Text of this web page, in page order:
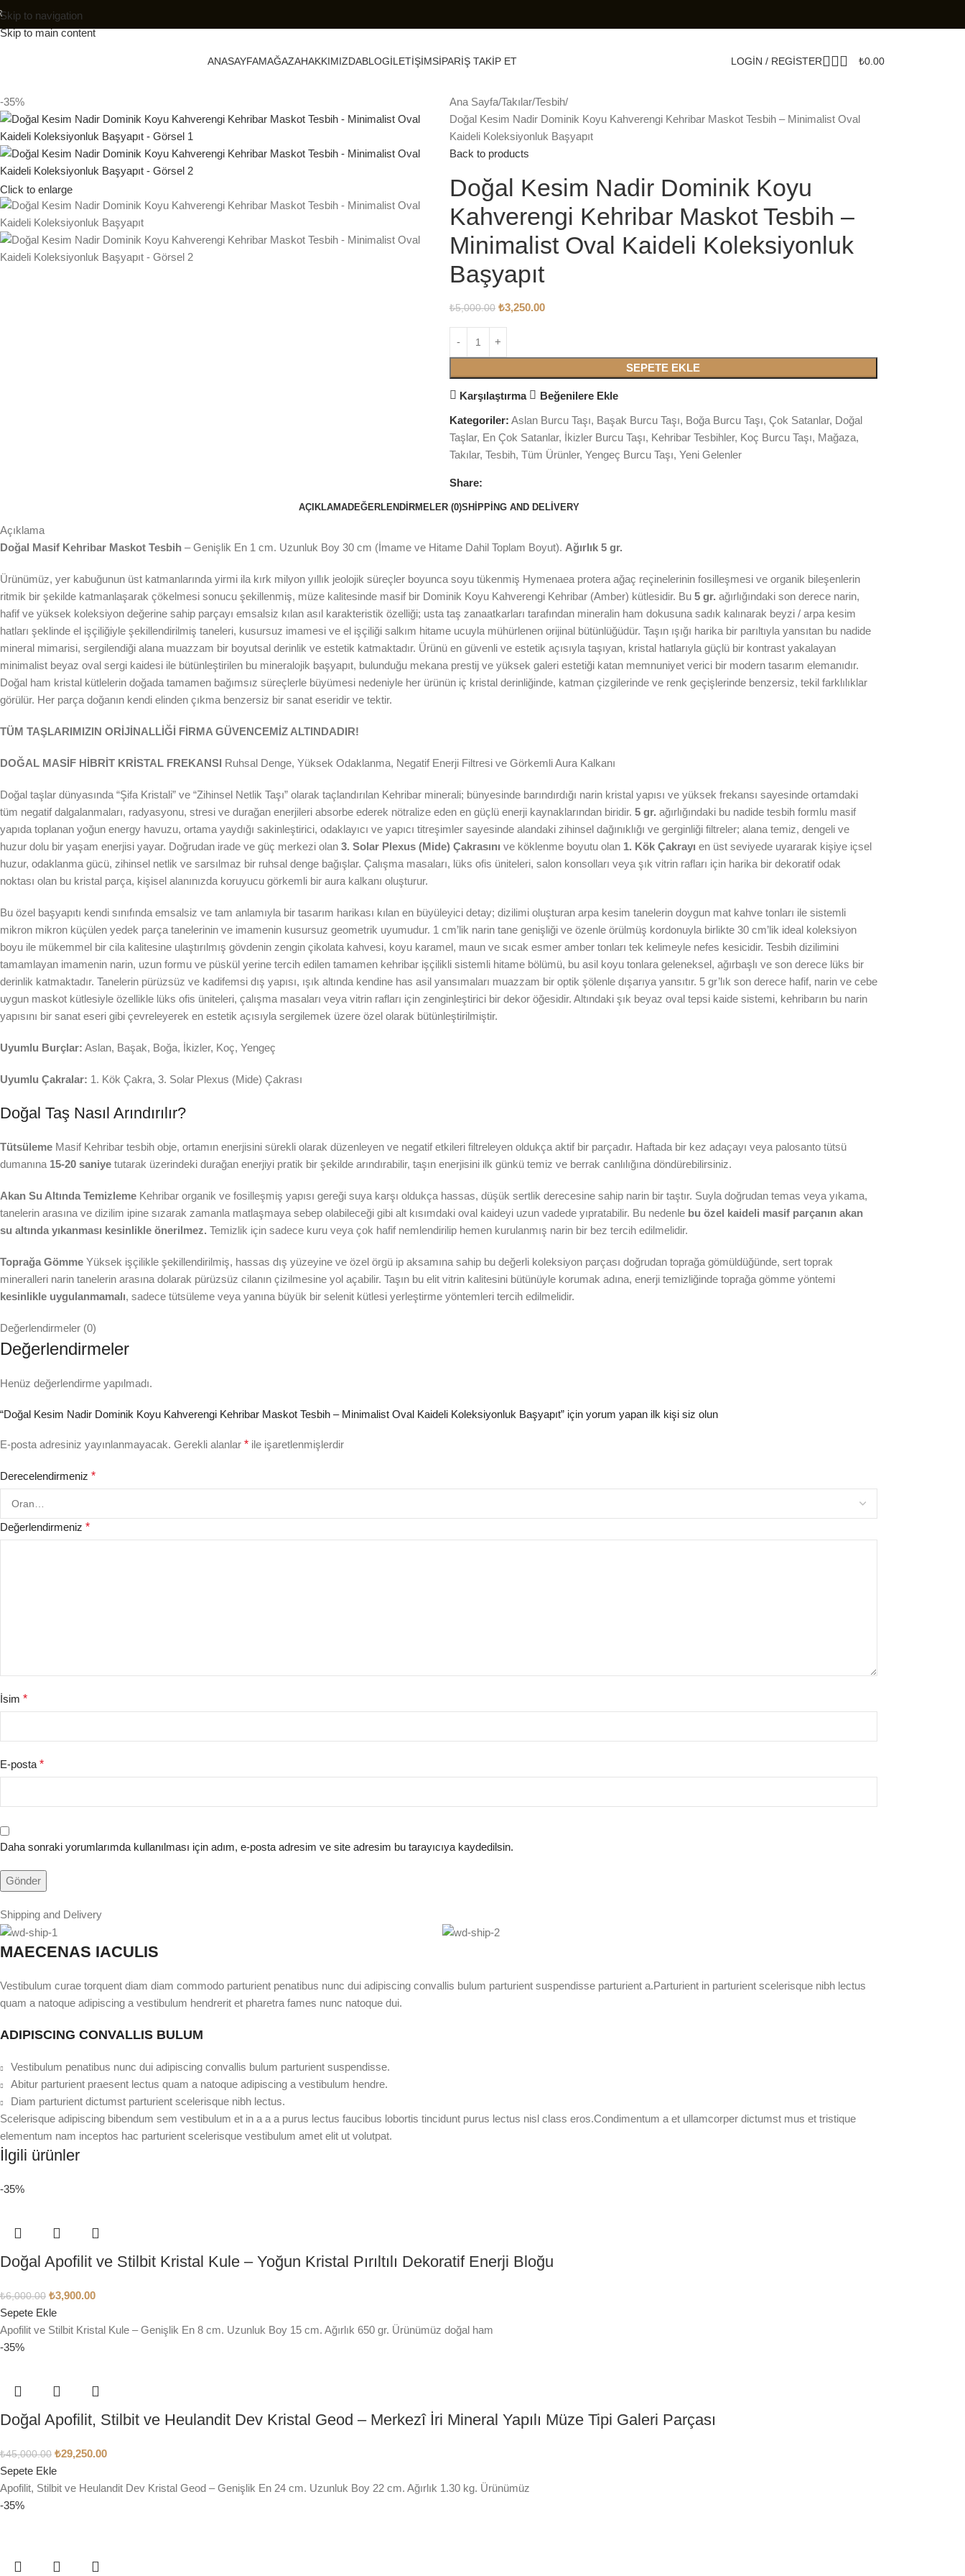
Skip to navigation
Skip to main content
ANASAYFAMAĞAZAHAKKIMIZDABLOGİLETIŞIMSIPARIŞ TAKIP ET LOGIN / REGISTER ₺0.00
-35%
Click to enlarge
Ana Sayfa Takılar Tesbih
Doğal Kesim Nadir Dominik Koyu Kahverengi Kehribar Maskot Tesbih – Minimalist Oval
Kaideli Koleksiyonluk Başyapıt
Back to products
Doğal Kesim Nadir Dominik Koyu
Kahverengi Kehribar Maskot Tesbih –
Minimalist Oval Kaideli Koleksiyonluk
Başyapıt
₺5,000.00 ₺3,250.00
SEPETE EKLE
Karşılaştırma Beğenilere Ekle
Kategoriler: Aslan Burcu Taşı, Başak Burcu Taşı, Boğa Burcu Taşı, Çok Satanlar, Doğal
Taşlar, En Çok Satanlar, İkizler Burcu Taşı, Kehribar Tesbihler, Koç Burcu Taşı, Mağaza,
Takılar, Tesbih, Tüm Ürünler, Yengeç Burcu Taşı, Yeni Gelenler
Share:
AÇIKLAMADEĞERLENDIRMELER (0)SHIPPING AND DELIVERY
Açıklama
Doğal Masif Kehribar Maskot Tesbih – Genişlik En 1 cm. Uzunluk Boy 30 cm (İmame ve Hitame Dahil Toplam Boyut). Ağırlık 5 gr.
Ürünümüz, yer kabuğunun üst katmanlarında yirmi ila kırk milyon yıllık jeolojik süreçler boyunca soyu tükenmiş Hymenaea protera ağaç reçinelerinin fosilleşmesi ve organik bileşenlerin
ritmik bir şekilde katmanlaşarak çökelmesi sonucu şekillenmiş, müze kalitesinde masif bir Dominik Koyu Kahverengi Kehribar (Amber) kütlesidir. Bu 5 gr. ağırlığındaki son derece narin,
hafif ve yüksek koleksiyon değerine sahip parçayı emsalsiz kılan asıl karakteristik özelliği; usta taş zanaatkarları tarafından mineralin ham dokusuna sadık kalınarak beyzi / arpa kesim
hatları şeklinde el işçiliğiyle şekillendirilmiş taneleri, kusursuz imamesi ve el işçiliği salkım hitame ucuyla mühürlenen orijinal bütünlüğüdür. Taşın ışığı harika bir parıltıyla yansıtan bu nadide
mineral mimarisi, sergilendiği alana muazzam bir boyutsal derinlik ve estetik katmaktadır. Ürünü en güvenli ve estetik açısıyla taşıyan, kristal hatlarıyla güçlü bir kontrast yakalayan
minimalist beyaz oval sergi kaidesi ile bütünleştirilen bu mineralojik başyapıt, bulunduğu mekana prestij ve yüksek galeri estetiği katan memnuniyet verici bir modern tasarım elemanıdır.
Doğal ham kristal kütlelerin doğada tamamen bağımsız süreçlerle büyümesi nedeniyle her ürünün iç kristal derinliğinde, katman çizgilerinde ve renk geçişlerinde benzersiz, tekil farklılıklar
görülür. Her parça doğanın kendi elinden çıkma benzersiz bir sanat eseridir ve tektir.
TÜM TAŞLARIMIZIN ORİJİNALLİĞİ FİRMA GÜVENCEMİZ ALTINDADIR!
DOĞAL MASİF HİBRİT KRİSTAL FREKANSI Ruhsal Denge, Yüksek Odaklanma, Negatif Enerji Filtresi ve Görkemli Aura Kalkanı
Doğal taşlar dünyasında “Şifa Kristali” ve “Zihinsel Netlik Taşı” olarak taçlandırılan Kehribar minerali; bünyesinde barındırdığı narin kristal yapısı ve yüksek frekansı sayesinde ortamdaki
tüm negatif dalgalanmaları, radyasyonu, stresi ve durağan enerjileri absorbe ederek nötralize eden en güçlü enerji kaynaklarından biridir. 5 gr. ağırlığındaki bu nadide tesbih formlu masif
yapıda toplanan yoğun energy havuzu, ortama yaydığı sakinleştirici, odaklayıcı ve yapıcı titreşimler sayesinde alandaki zihinsel dağınıklığı ve gerginliği filtreler; alana temiz, dengeli ve
huzur dolu bir yaşam enerjisi yayar. Doğrudan irade ve güç merkezi olan 3. Solar Plexus (Mide) Çakrasını ve köklenme boyutu olan 1. Kök Çakrayı en üst seviyede uyararak kişiye içsel
huzur, odaklanma gücü, zihinsel netlik ve sarsılmaz bir ruhsal denge bağışlar. Çalışma masaları, lüks ofis üniteleri, salon konsolları veya şık vitrin rafları için harika bir dekoratif odak
noktası olan bu kristal parça, kişisel alanınızda koruyucu görkemli bir aura kalkanı oluşturur.
Bu özel başyapıtı kendi sınıfında emsalsiz ve tam anlamıyla bir tasarım harikası kılan en büyüleyici detay; dizilimi oluşturan arpa kesim tanelerin doygun mat kahve tonları ile sistemli
mikron mikron küçülen yedek parça tanelerinin ve imamenin kusursuz geometrik uyumudur. 1 cm’lik narin tane genişliği ve özenle örülmüş kordonuyla birlikte 30 cm’lik ideal koleksiyon
boyu ile mükemmel bir cila kalitesine ulaştırılmış gövdenin zengin çikolata kahvesi, koyu karamel, maun ve sıcak esmer amber tonları tek kelimeyle nefes kesicidir. Tesbih dizilimini
tamamlayan imamenin narin, uzun formu ve püskül yerine tercih edilen tamamen kehribar işçilikli sistemli hitame bölümü, bu asil koyu tonlara geleneksel, ağırbaşlı ve son derece lüks bir
derinlik katmaktadır. Tanelerin pürüzsüz ve kadifemsi dış yapısı, ışık altında kendine has asil yansımaları muazzam bir optik şölenle dışarıya yansıtır. 5 gr’lık son derece hafif, narin ve cebe
uygun maskot kütlesiyle özellikle lüks ofis üniteleri, çalışma masaları veya vitrin rafları için zenginleştirici bir dekor öğesidir. Altındaki şık beyaz oval tepsi kaide sistemi, kehribarın bu narin
yapısını bir sanat eseri gibi çevreleyerek en estetik açısıyla sergilemek üzere özel olarak bütünleştirilmiştir.
Uyumlu Burçlar: Aslan, Başak, Boğa, İkizler, Koç, Yengeç
Uyumlu Çakralar: 1. Kök Çakra, 3. Solar Plexus (Mide) Çakrası
Doğal Taş Nasıl Arındırılır?
Tütsüleme Masif Kehribar tesbih obje, ortamın enerjisini sürekli olarak düzenleyen ve negatif etkileri filtreleyen oldukça aktif bir parçadır. Haftada bir kez adaçayı veya palosanto tütsü
dumanına 15-20 saniye tutarak üzerindeki durağan enerjiyi pratik bir şekilde arındırabilir, taşın enerjisini ilk günkü temiz ve berrak canlılığına döndürebilirsiniz.
Akan Su Altında Temizleme Kehribar organik ve fosilleşmiş yapısı gereği suya karşı oldukça hassas, düşük sertlik derecesine sahip narin bir taştır. Suyla doğrudan temas veya yıkama,
tanelerin arasına ve dizilim ipine sızarak zamanla matlaşmaya sebep olabileceği gibi alt kısımdaki oval kaideyi uzun vadede yıpratabilir. Bu nedenle bu özel kaideli masif parçanın akan
su altında yıkanması kesinlikle önerilmez. Temizlik için sadece kuru veya çok hafif nemlendirilip hemen kurulanmış narin bir bez tercih edilmelidir.
Toprağa Gömme Yüksek işçilikle şekillendirilmiş, hassas dış yüzeyine ve özel örgü ip aksamına sahip bu değerli koleksiyon parçası doğrudan toprağa gömüldüğünde, sert toprak
mineralleri narin tanelerin arasına dolarak pürüzsüz cilanın çizilmesine yol açabilir. Taşın bu elit vitrin kalitesini bütünüyle korumak adına, enerji temizliğinde toprağa gömme yöntemi
kesinlikle uygulanmamalı, sadece tütsüleme veya yanına büyük bir selenit kütlesi yerleştirme yöntemleri tercih edilmelidir.
Değerlendirmeler (0)
Değerlendirmeler
Henüz değerlendirme yapılmadı.
“Doğal Kesim Nadir Dominik Koyu Kahverengi Kehribar Maskot Tesbih – Minimalist Oval Kaideli Koleksiyonluk Başyapıt” için yorum yapan ilk kişi siz olun
E-posta adresiniz yayınlanmayacak. Gerekli alanlar * ile işaretlenmişlerdir
Derecelendirmeniz *
Değerlendirmeniz *
İsim *
E-posta *
Daha sonraki yorumlarımda kullanılması için adım, e-posta adresim ve site adresim bu tarayıcıya kaydedilsin.
Shipping and Delivery
MAECENAS IACULIS
Vestibulum curae torquent diam diam commodo parturient penatibus nunc dui adipiscing convallis bulum parturient suspendisse parturient a.Parturient in parturient scelerisque nibh lectus
quam a natoque adipiscing a vestibulum hendrerit et pharetra fames nunc natoque dui.
ADIPISCING CONVALLIS BULUM
Vestibulum penatibus nunc dui adipiscing convallis bulum parturient suspendisse.
Abitur parturient praesent lectus quam a natoque adipiscing a vestibulum hendre.
Diam parturient dictumst parturient scelerisque nibh lectus.
Scelerisque adipiscing bibendum sem vestibulum et in a a a purus lectus faucibus lobortis tincidunt purus lectus nisl class eros.Condimentum a et ullamcorper dictumst mus et tristique
elementum nam inceptos hac parturient scelerisque vestibulum amet elit ut volutpat.
İlgili ürünler
-35%
Doğal Apofilit ve Stilbit Kristal Kule – Yoğun Kristal Pırıltılı Dekoratif Enerji Bloğu
₺6,000.00 ₺3,900.00
Sepete Ekle
Apofilit ve Stilbit Kristal Kule – Genişlik En 8 cm. Uzunluk Boy 15 cm. Ağırlık 650 gr. Ürünümüz doğal ham
-35%
Doğal Apofilit, Stilbit ve Heulandit Dev Kristal Geod – Merkezî İri Mineral Yapılı Müze Tipi Galeri Parçası
₺45,000.00 ₺29,250.00
Sepete Ekle
Apofilit, Stilbit ve Heulandit Dev Kristal Geod – Genişlik En 24 cm. Uzunluk Boy 22 cm. Ağırlık 1.30 kg. Ürünümüz
-35%